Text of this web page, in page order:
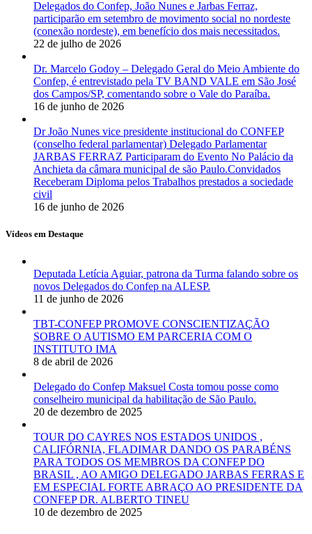
Delegados do Confep, João Nunes e Jarbas Ferraz,
participarão em setembro de movimento social no nordeste
(conexão nordeste), em benefício dos mais necessitados.
22 de julho de 2026
Dr. Marcelo Godoy – Delegado Geral do Meio Ambiente do
Confep, é entrevistado pela TV BAND VALE em São José
dos Campos/SP, comentando sobre o Vale do Paraíba.
16 de junho de 2026
Dr João Nunes vice presidente institucional do CONFEP
(conselho federal parlamentar) Delegado Parlamentar
JARBAS FERRAZ Participaram do Evento No Palácio da
Anchieta da câmara municipal de são Paulo.Convidados
Receberam Diploma pelos Trabalhos prestados a sociedade
civil
16 de junho de 2026
Vídeos em Destaque
Deputada Letícia Aguiar, patrona da Turma falando sobre os
novos Delegados do Confep na ALESP.
11 de junho de 2026
TBT-CONFEP PROMOVE CONSCIENTIZAÇÃO
SOBRE O AUTISMO EM PARCERIA COM O
INSTITUTO IMA
8 de abril de 2026
Delegado do Confep Maksuel Costa tomou posse como
conselheiro municipal da habilitação de São Paulo.
20 de dezembro de 2025
TOUR DO CAYRES NOS ESTADOS UNIDOS ,
CALIFÓRNIA, FLADIMAR DANDO OS PARABÉNS
PARA TODOS OS MEMBROS DA CONFEP DO
BRASIL , AO AMIGO DELEGADO JARBAS FERRAS E
EM ESPECIAL FORTE ABRAÇO AO PRESIDENTE DA
CONFEP DR. ALBERTO TINEU
10 de dezembro de 2025